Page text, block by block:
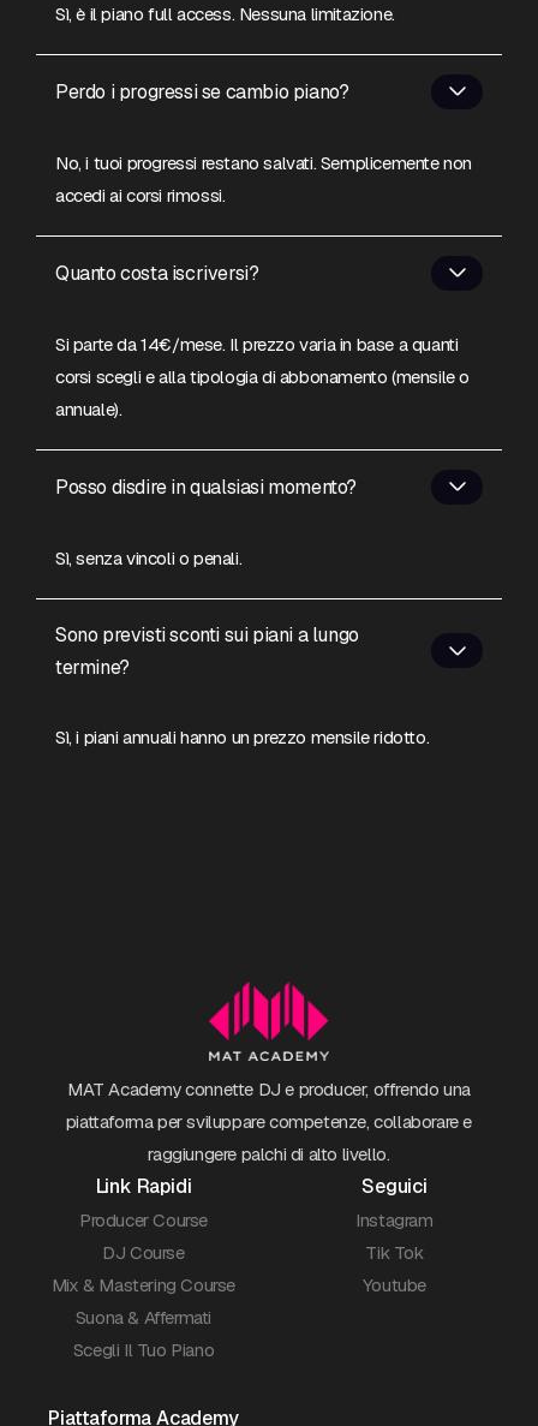
Sì, è il piano full access. Nessuna limitazione.
Perdo i progressi se cambio piano?
No, i tuoi progressi restano salvati. Semplicemente non
accedi ai corsi rimossi.
Quanto costa iscriversi?
Si parte da 14€/mese. Il prezzo varia in base a quanti
corsi scegli e alla tipologia di abbonamento (mensile o
annuale).
Posso disdire in qualsiasi momento?
Sì, senza vincoli o penali.
Sono previsti sconti sui piani a lungo
termine?
Sì, i piani annuali hanno un prezzo mensile ridotto.
MAT Academy connette DJ e producer, offrendo una
piattaforma per sviluppare competenze, collaborare e
raggiungere palchi di alto livello.
Link Rapidi
Producer Course
DJ Course
Mix & Mastering Course
Suona & Affermati
Scegli Il Tuo Piano
Seguici
Instagram
Tik Tok
Youtube
Piattaforma Academy